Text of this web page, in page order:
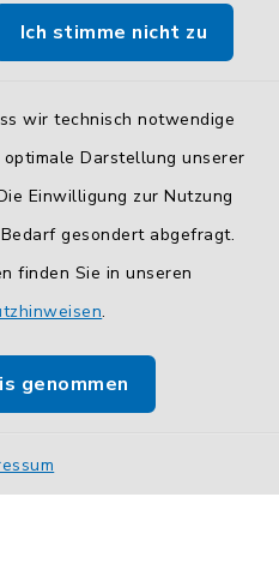
Ich stimme nicht zu
wir technisch notwendige
Darstellung unserer
Einwilligung zur Nutzung
gesondert abgefragt.
finden Sie in unseren
.
genommen